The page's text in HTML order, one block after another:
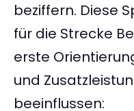
beziffern. Diese
für die Strecke
erste
und
beeinflussen: